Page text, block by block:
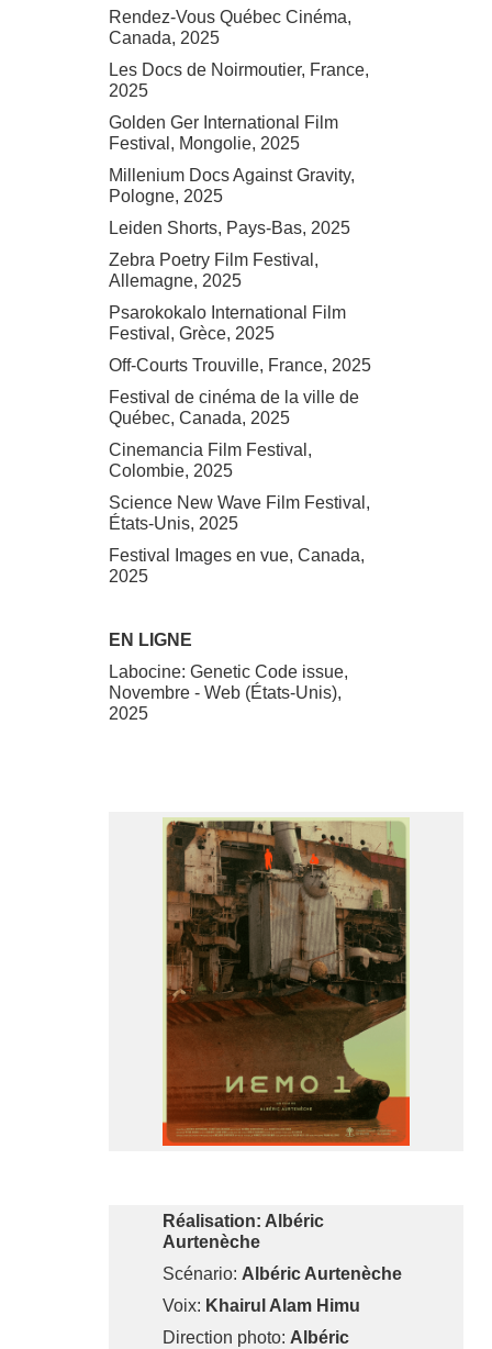
Rendez-Vous Québec Cinéma,
Canada, 2025
Les Docs de Noirmoutier, France,
2025
Golden Ger International Film
Festival, Mongolie, 2025
Millenium Docs Against Gravity,
Pologne, 2025
Leiden Shorts, Pays-Bas, 2025
Zebra Poetry Film Festival,
Allemagne, 2025
Psarokokalo International Film
Festival, Grèce, 2025
Off-Courts Trouville, France, 2025
Festival de cinéma de la ville de
Québec, Canada, 2025
Cinemancia Film Festival,
Colombie, 2025
Science New Wave Film Festival,
États-Unis, 2025
Festival Images en vue, Canada,
2025
EN LIGNE
Labocine: Genetic Code issue,
Novembre - Web (États-Unis),
2025
Réalisation: Albéric
Aurtenèche
Scénario: Albéric Aurtenèche
Voix: Khairul Alam Himu
Direction photo: Albéric